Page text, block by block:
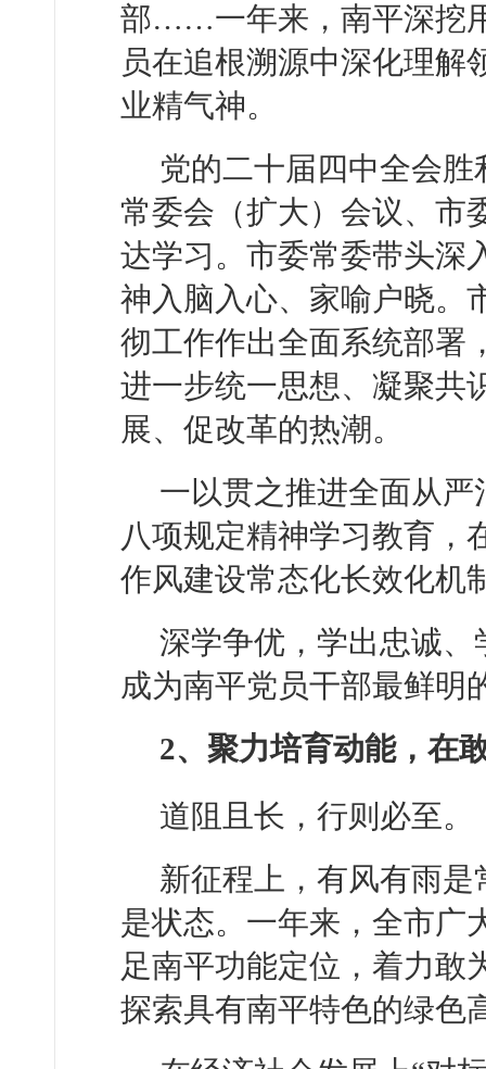
部……一年来，南平深挖
员在追根溯源中深化理解
业精气神。
党的二十届四中全会
常委会（扩大）会议、市
达学习。市委常委带头深
神入脑入心、家喻户晓。
彻工作作出全面系统部署
进一步统一思想、凝聚共
展、促改革的热潮。
一以贯之推进全面从
八项规定精神学习教育，
作风建设常态化长效化机
深学争优，学出忠诚
成为南平党员干部最鲜明
2、聚力培育动能，在
道阻且长，行则必至。
新征程上，有风有雨
是状态。一年来，全市广
足南平功能定位，着力敢
探索具有南平特色的绿色